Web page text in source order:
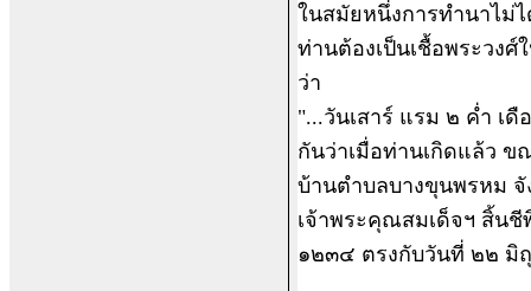
ในสมัยหนึ่งการทำนาไม่
ท่านต้องเป็นเชื้อพระวง
ว่า
"...วันเสาร์ แรม ๒ ค่ำ เ
กันว่าเมื่อท่านเกิดแล้ว
บ้านตำบลบางขุนพรหม
เจ้าพระคุณสมเด็จฯ สิ้น
๑๒๓๔ ตรงกับวันที่ ๒๒ มิ